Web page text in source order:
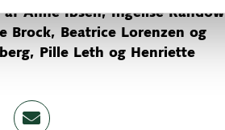
Anne Ibsen, Ingelise Randow
Brock, Beatrice Lorenzen og
Pille Leth og Henriette